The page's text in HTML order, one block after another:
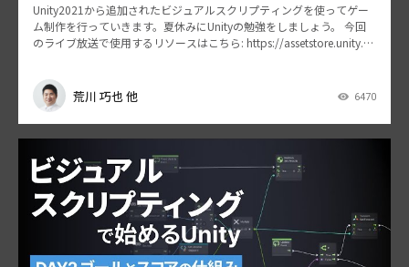
Unity2021から追加されたビジュアルスクリプティングを使ってゲー
ム制作を行っていきます。夏休みにUnityの勉強をしましょう。 今回
のライブ放送で使用するリソースはこちら: https://assetstore.unity.co
荒川 巧也 他 6470